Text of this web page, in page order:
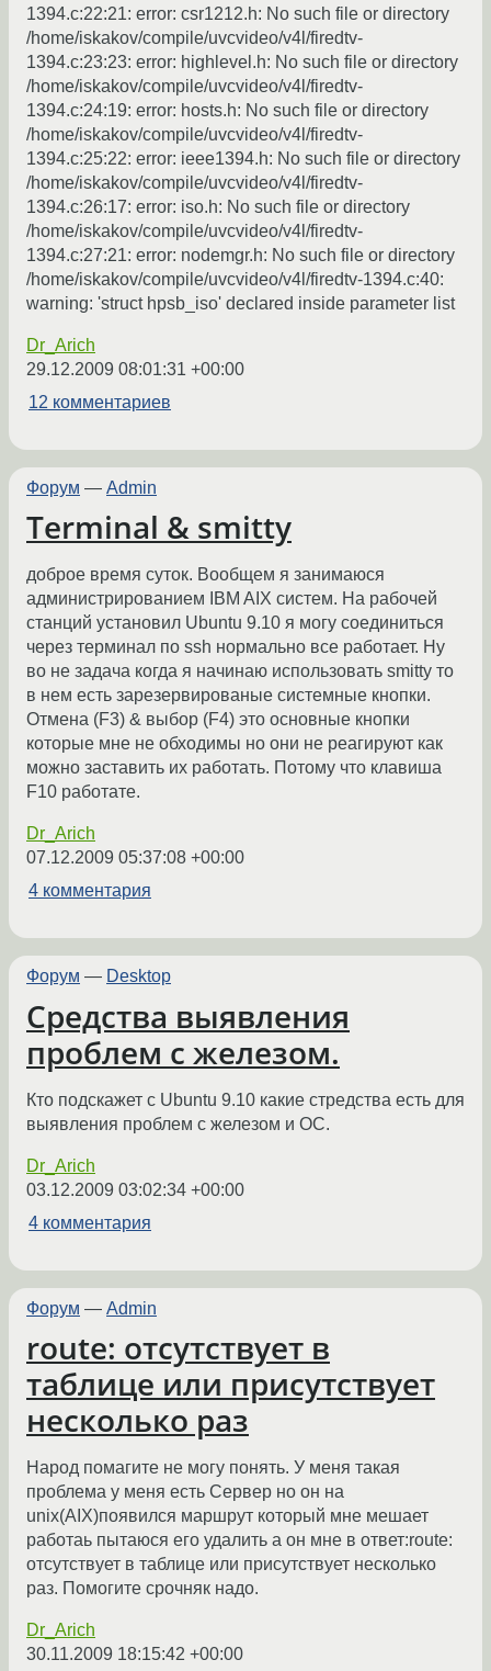
1394.c:22:21: error: csr1212.h: No such file or directory
/home/iskakov/compile/uvcvideo/v4l/firedtv-
1394.c:23:23: error: highlevel.h: No such file or directory
/home/iskakov/compile/uvcvideo/v4l/firedtv-
1394.c:24:19: error: hosts.h: No such file or directory
/home/iskakov/compile/uvcvideo/v4l/firedtv-
1394.c:25:22: error: ieee1394.h: No such file or directory
/home/iskakov/compile/uvcvideo/v4l/firedtv-
1394.c:26:17: error: iso.h: No such file or directory
/home/iskakov/compile/uvcvideo/v4l/firedtv-
1394.c:27:21: error: nodemgr.h: No such file or directory
/home/iskakov/compile/uvcvideo/v4l/firedtv-1394.c:40:
warning: 'struct hpsb_iso' declared inside parameter list
Dr_Arich
29.12.2009 08:01:31 +00:00
12 комментариев
Форум — Admin
Terminal & smitty
доброе время суток. Вообщем я занимаюся
администрированием IBM AIX систем. На рабочей
станций установил Ubuntu 9.10 я могу соединиться
через терминал по ssh нормально все работает. Ну
во не задача когда я начинаю использовать smitty то
в нем есть зарезервированые системные кнопки.
Отмена (F3) & выбор (F4) это основные кнопки
которые мне не обходимы но они не реагируют как
можно заставить их работать. Потому что клавиша
F10 работате.
Dr_Arich
07.12.2009 05:37:08 +00:00
4 комментария
Форум — Desktop
Средства выявления
проблем с железом.
Кто подскажет с Ubuntu 9.10 какие стредства есть для
выявления проблем с железом и ОС.
Dr_Arich
03.12.2009 03:02:34 +00:00
4 комментария
Форум — Admin
route: отсутствует в
таблице или присутствует
несколько раз
Народ помагите не могу понять. У меня такая
проблема у меня есть Сервер но он на
unix(AIX)появился маршрут который мне мешает
работаь пытаюся его удалить а он мне в ответ:route:
отсутствует в таблице или присутствует несколько
раз. Помогите срочняк надо.
Dr_Arich
30.11.2009 18:15:42 +00:00